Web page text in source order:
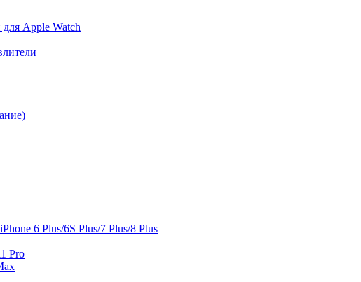
Apple Watch
iPhone 6 Plus/6S Plus/7 Plus/8 Plus
Pro